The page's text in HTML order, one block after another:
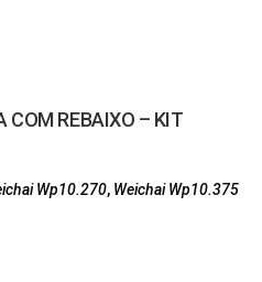
COM REBAIXO – KIT
Wp10.270, Weichai Wp10.375